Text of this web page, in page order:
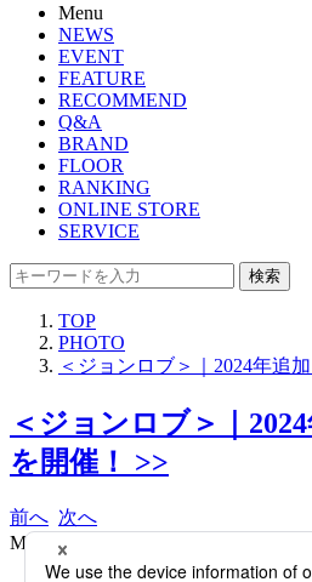
Menu
NEWS
EVENT
FEATURE
RECOMMEND
Q&A
BRAND
FLOOR
RANKING
ONLINE STORE
SERVICE
検索
TOP
PHOTO
＜ジョンロブ＞｜2024年追
＜ジョンロブ＞｜
を開催！ >>
前へ 次へ
MANCHESTER 317,900円